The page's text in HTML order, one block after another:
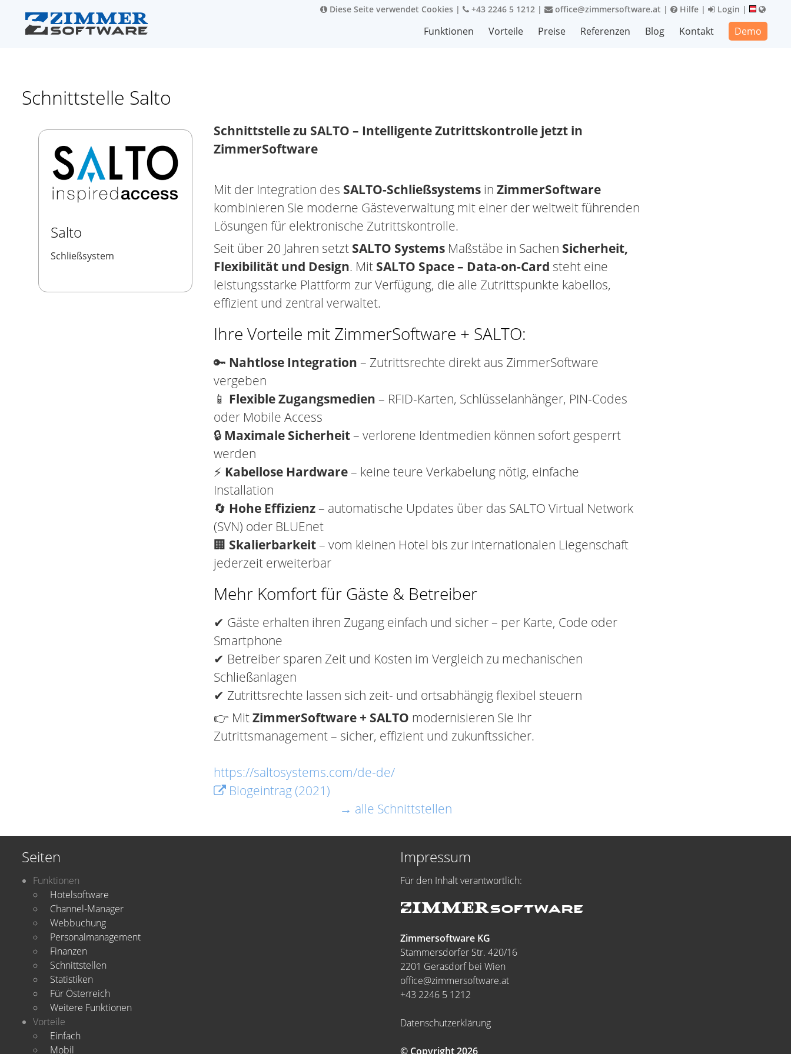
Diese Seite verwendet Cookies | +43 2246 5 1212 | office@zimmersoftware.at | Hilfe | Login |
Funktionen Vorteile Preise Referenzen Blog Kontakt Demo
Schnittstelle Salto
Salto
Schließsystem
Schnittstelle zu SALTO – Intelligente Zutrittskontrolle jetzt in
ZimmerSoftware
Mit der Integration des SALTO-Schließsystemsin ZimmerSoftware
kombinieren Sie moderne Gästeverwaltung mit einer der weltweit führenden
Lösungen für elektronische Zutrittskontrolle.
Seit über 20 Jahren setzt SALTO SystemsMaßstäbe in Sachen Sicherheit,
Flexibilität und Design. Mit SALTO Space – Data-on-Card steht eine
leistungsstarke Plattform zur Verfügung, die alle Zutrittspunkte kabellos,
effizient und zentral verwaltet.
Ihre Vorteile mit ZimmerSoftware + SALTO:
🔑 Nahtlose Integration – Zutrittsrechte direkt aus ZimmerSoftware
vergeben
📱 Flexible Zugangsmedien – RFID-Karten, Schlüsselanhänger, PIN-Codes
oder Mobile Access
🔒 Maximale Sicherheit– verlorene Identmedien können sofort gesperrt
werden
⚡ Kabellose Hardware– keine teure Verkabelung nötig, einfache
Installation
🔄 Hohe Effizienz– automatische Updates über das SALTO Virtual Network
(SVN) oder BLUEnet
🏢 Skalierbarkeit– vom kleinen Hotel bis zur internationalen Liegenschaft
jederzeit erweiterbar
Mehr Komfort für Gäste & Betreiber
✔ Gäste erhalten ihren Zugang einfach und sicher – per Karte, Code oder
Smartphone
✔ Betreiber sparen Zeit und Kosten im Vergleich zu mechanischen
Schließanlagen
✔ Zutrittsrechte lassen sich zeit- und ortsabhängig flexibel steuern
👉 MitZimmerSoftware + SALTO modernisieren Sie Ihr
Zutrittsmanagement – sicher, effizient und zukunftssicher.
https://saltosystems.com/de-de/
Blogeintrag (2021)
→ alle Schnittstellen
Seiten
Funktionen
Hotelsoftware
Channel-Manager
Webbuchung
Personalmanagement
Finanzen
Schnittstellen
Statistiken
Für Österreich
Weitere Funktionen
Vorteile
Einfach
Mobil
Impressum
Für den Inhalt verantwortlich:
Zimmersoftware KG
Stammersdorfer Str. 420/16
2201 Gerasdorf bei Wien
office@zimmersoftware.at
+43 2246 5 1212
Datenschutzerklärung
© Copyright 2026